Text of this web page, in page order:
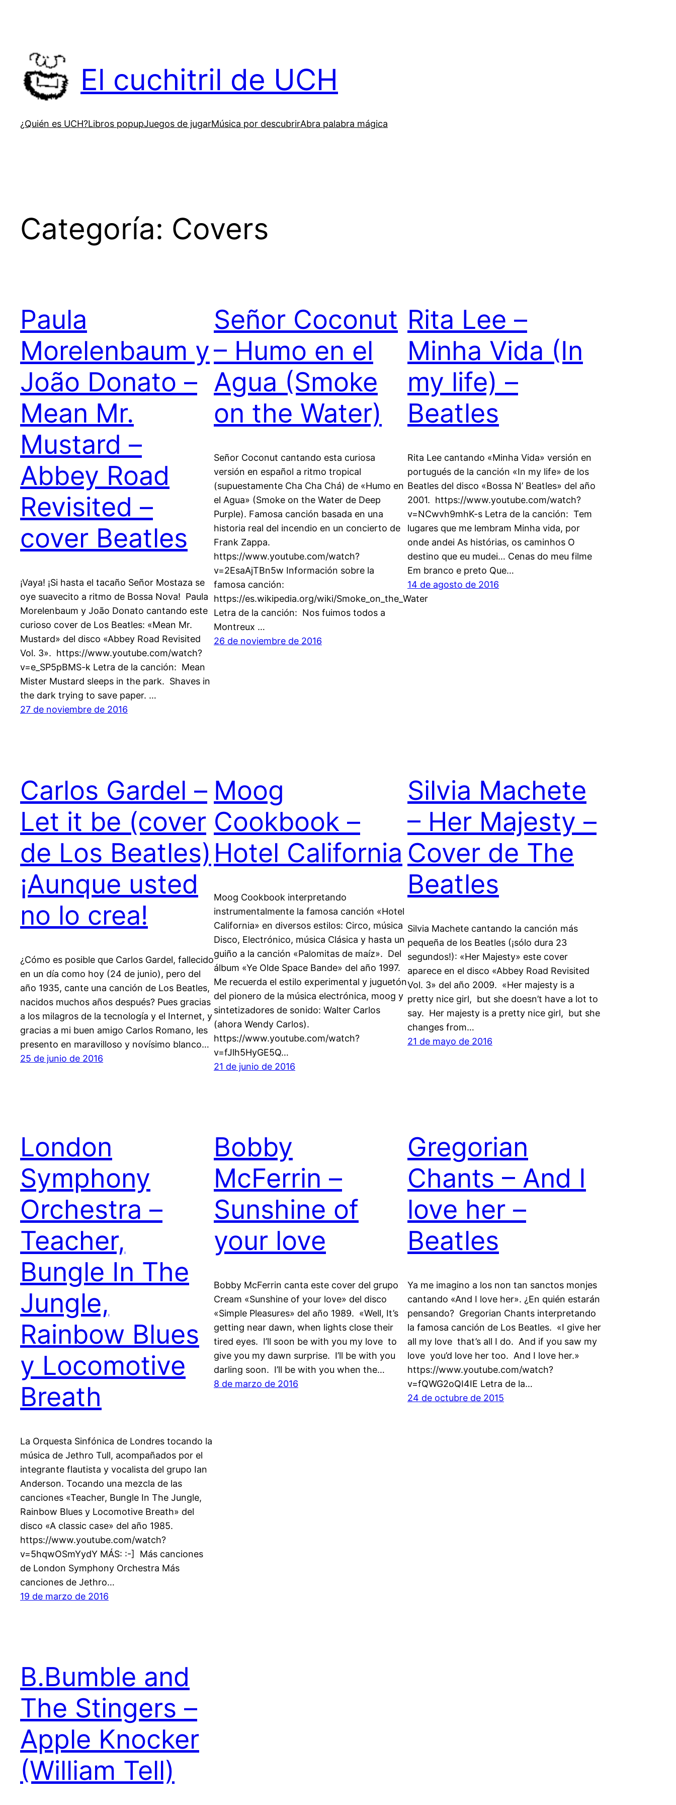
El cuchitril de UCH
¿Quién es UCH?Libros popupJuegos de jugarMúsica por descubrirAbra palabra mágica
Categoría: Covers
Paula
Morelenbaum y
João Donato –
Mean Mr.
Mustard –
Abbey Road
Revisited –
cover Beatles
¡Vaya! ¡Si hasta el tacaño Señor Mostaza se
oye suavecito a ritmo de Bossa Nova! Paula
Morelenbaum y João Donato cantando este
curioso cover de Los Beatles: «Mean Mr.
Mustard» del disco «Abbey Road Revisited
Vol. 3». https://www.youtube.com/watch?
v=e_SP5pBMS-k Letra de la canción: Mean
Mister Mustard sleeps in the park. Shaves in
the dark trying to save paper. …
27 de noviembre de 2016
Señor Coconut
– Humo en el
Agua (Smoke
on the Water)
Señor Coconut cantando esta curiosa
versión en español a ritmo tropical
(supuestamente Cha Cha Chá) de «Humo en
el Agua» (Smoke on the Water de Deep
Purple). Famosa canción basada en una
historia real del incendio en un concierto de
Frank Zappa.
https://www.youtube.com/watch?
v=2EsaAjTBn5w Información sobre la
famosa canción:
https://es.wikipedia.org/wiki/Smoke_on_the_Water
Letra de la canción: Nos fuimos todos a
Montreux …
26 de noviembre de 2016
Rita Lee –
Minha Vida (In
my life) –
Beatles
Rita Lee cantando «Minha Vida» versión en
portugués de la canción «In my life» de los
Beatles del disco «Bossa N’ Beatles» del año
2001. https://www.youtube.com/watch?
v=NCwvh9mhK-s Letra de la canción: Tem
lugares que me lembram Minha vida, por
onde andei As histórias, os caminhos O
destino que eu mudei… Cenas do meu filme
Em branco e preto Que…
14 de agosto de 2016
Carlos Gardel –
Let it be (cover
de Los Beatles)
¡Aunque usted
no lo crea!
¿Cómo es posible que Carlos Gardel, fallecido
en un día como hoy (24 de junio), pero del
año 1935, cante una canción de Los Beatles,
nacidos muchos años después? Pues gracias
a los milagros de la tecnología y el Internet, y
gracias a mi buen amigo Carlos Romano, les
presento en maravilloso y novísimo blanco…
25 de junio de 2016
Moog
Cookbook –
Hotel California
Moog Cookbook interpretando
instrumentalmente la famosa canción «Hotel
California» en diversos estilos: Circo, música
Disco, Electrónico, música Clásica y hasta un
guiño a la canción «Palomitas de maíz». Del
álbum «Ye Olde Space Bande» del año 1997.
Me recuerda el estilo experimental y juguetón
del pionero de la música electrónica, moog y
sintetizadores de sonido: Walter Carlos
(ahora Wendy Carlos).
https://www.youtube.com/watch?
v=fJlh5HyGE5Q…
21 de junio de 2016
Silvia Machete
– Her Majesty –
Cover de The
Beatles
Silvia Machete cantando la canción más
pequeña de los Beatles (¡sólo dura 23
segundos!): «Her Majesty» este cover
aparece en el disco «Abbey Road Revisited
Vol. 3» del año 2009. «Her majesty is a
pretty nice girl, but she doesn’t have a lot to
say. Her majesty is a pretty nice girl, but she
changes from…
21 de mayo de 2016
London
Symphony
Orchestra –
Teacher,
Bungle In The
Jungle,
Rainbow Blues
y Locomotive
Breath
La Orquesta Sinfónica de Londres tocando la
música de Jethro Tull, acompañados por el
integrante flautista y vocalista del grupo Ian
Anderson. Tocando una mezcla de las
canciones «Teacher, Bungle In The Jungle,
Rainbow Blues y Locomotive Breath» del
disco «A classic case» del año 1985.
https://www.youtube.com/watch?
v=5hqwOSmYydY MÁS: :-] Más canciones
de London Symphony Orchestra Más
canciones de Jethro…
19 de marzo de 2016
Bobby
McFerrin –
Sunshine of
your love
Bobby McFerrin canta este cover del grupo
Cream «Sunshine of your love» del disco
«Simple Pleasures» del año 1989. «Well, It’s
getting near dawn, when lights close their
tired eyes. I’ll soon be with you my love to
give you my dawn surprise. I’ll be with you
darling soon. I’ll be with you when the…
8 de marzo de 2016
Gregorian
Chants – And I
love her –
Beatles
Ya me imagino a los non tan sanctos monjes
cantando «And I love her». ¿En quién estarán
pensando? Gregorian Chants interpretando
la famosa canción de Los Beatles. «I give her
all my love that’s all I do. And if you saw my
love you’d love her too. And I love her.»
https://www.youtube.com/watch?
v=fQWG2oQI4IE Letra de la…
24 de octubre de 2015
B.Bumble and
The Stingers –
Apple Knocker
(William Tell)